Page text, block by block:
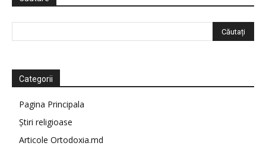
Categorii
Pagina Principala
Știri religioase
Articole Ortodoxia.md